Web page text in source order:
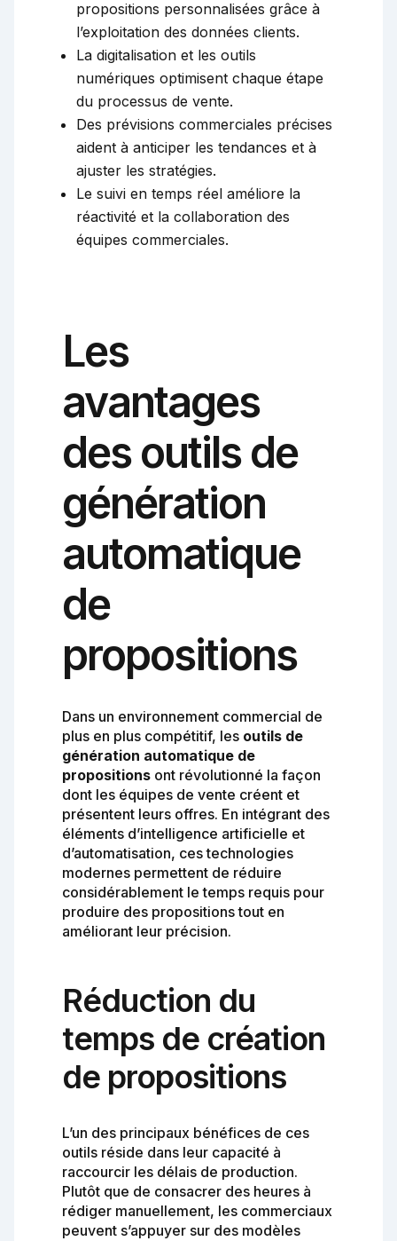
propositions personnalisées grâce à
l’exploitation des données clients.
La digitalisation et les outils
numériques optimisent chaque étape
du processus de vente.
Des prévisions commerciales précises
aident à anticiper les tendances et à
ajuster les stratégies.
Le suivi en temps réel améliore la
réactivité et la collaboration des
équipes commerciales.
Les
avantages
des outils de
génération
automatique
de
propositions
Dans un environnement commercial de
plus en plus compétitif, les outils de
génération automatique de
propositions ont révolutionné la façon
dont les équipes de vente créent et
présentent leurs offres. En intégrant des
éléments d’intelligence artificielle et
d’automatisation, ces technologies
modernes permettent de réduire
considérablement le temps requis pour
produire des propositions tout en
améliorant leur précision.
Réduction du
temps de création
de propositions
L’un des principaux bénéfices de ces
outils réside dans leur capacité à
raccourcir les délais de production.
Plutôt que de consacrer des heures à
rédiger manuellement, les commerciaux
peuvent s’appuyer sur des modèles